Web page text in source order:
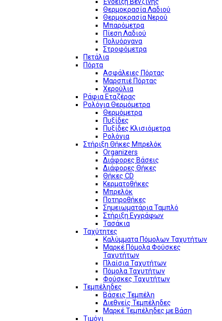
Θερμοκρασία Λαδιού
Θερμοκρασία Νερού
Μπαρόμετρα
Πίεση Λαδιού
Πολυόργανα
Στροφόμετρα
Πετάλια
Πόρτα
Ασφάλειες Πόρτας
Μαρσπιέ Πόρτας
Χερούλια
Ράφια Εταζέρας
Ρολόγια Θερμόμετρα
Θερμόμετρα
Πυξίδες
Πυξίδες Κλισιόμετρα
Ρολόγια
Στήριξη Θήκες Μπρελόκ
Organizers
Διάφορες Βάσεις
Διάφορες Θήκες
Θήκες CD
Κερματοθήκες
Μπρελόκ
Ποτηροθήκες
Σημειωματάρια Ταμπλό
Στήριξη Εγγράφων
Τασάκια
Ταχύτητες
Καλύμματα Πόμολων Ταχυτήτων
Μαρκέ Πόμολα Φούσκες
Ταχυτήτων
Πλαίσια Ταχυτήτων
Πόμολα Ταχυτήτων
Φούσκες Ταχυτήτων
Τεμπέληδες
Βάσεις Τεμπέλη
Διεθνείς Τεμπέληδες
Μαρκέ Τεμπέληδες με Βάση
Τιμόνι